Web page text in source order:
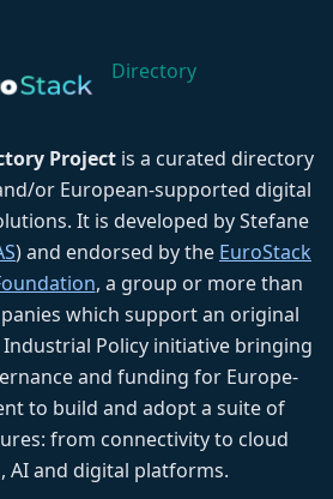
Directory
Project is a curated directory
or European-supported digital
It is developed by Stefane
) and endorsed by the EuroStack
, a group or more than
which support an original
Policy initiative bringing
and funding for Europe-
to build and adopt a suite of
from connectivity to cloud
AI and digital platforms.